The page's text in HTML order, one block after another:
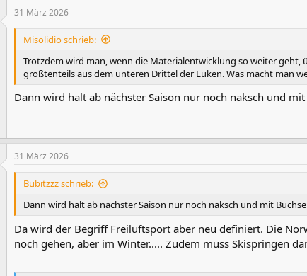
31 März 2026
Misolidio schrieb:
Trotzdem wird man, wenn die Materialentwicklung so weiter
größtenteils aus dem unteren Drittel der Luken. Was macht man
Dann wird halt ab nächster Saison nur noch naksch und
31 März 2026
Bubitzzz schrieb:
Dann wird halt ab nächster Saison nur noch naksch und mit
Da wird der Begriff Freiluftsport aber neu definiert. Die
noch gehen, aber im Winter..... Zudem muss Skispringen